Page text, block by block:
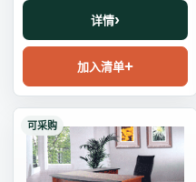
详情
加入清单
可采购